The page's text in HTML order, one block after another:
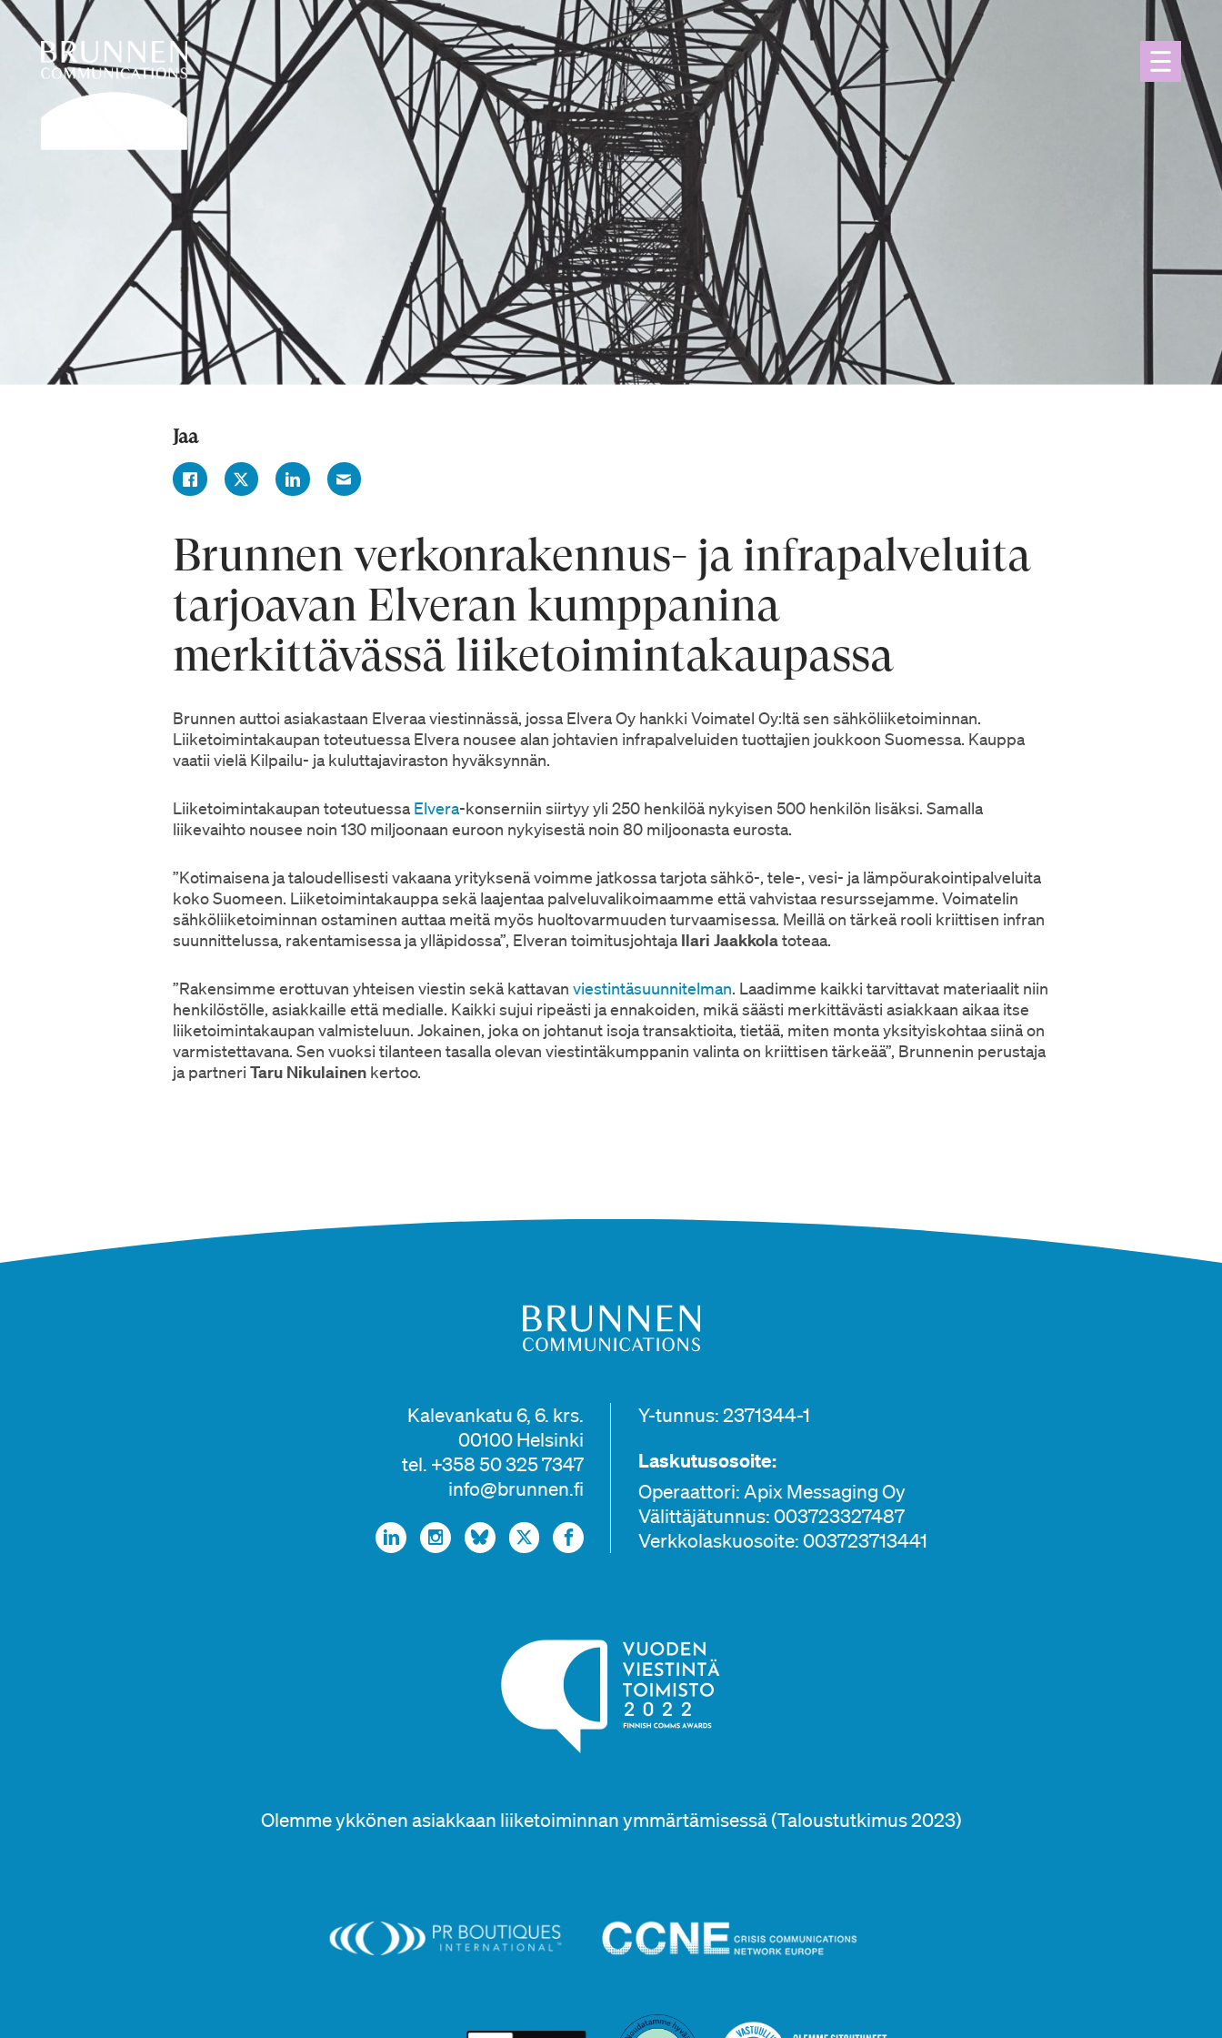
Jaa
Brunnen verkonrakennus- ja infrapalveluita
tarjoavan Elveran kumppanina
merkittävässä liiketoimintakaupassa
Brunnen auttoi asiakastaan Elveraa viestinnässä, jossa Elvera Oy hankki Voimatel Oy:ltä sen sähköliiketoiminnan.
Liiketoimintakaupan toteutuessa Elvera nousee alan johtavien infrapalveluiden tuottajien joukkoon Suomessa. Kauppa
vaatii vielä Kilpailu- ja kuluttajaviraston hyväksynnän.
Liiketoimintakaupan toteutuessa Elvera-konserniin siirtyy yli 250 henkilöä nykyisen 500 henkilön lisäksi. Samalla
liikevaihto nousee noin 130 miljoonaan euroon nykyisestä noin 80 miljoonasta eurosta.
”Kotimaisena ja taloudellisesti vakaana yrityksenä voimme jatkossa tarjota sähkö-, tele-, vesi- ja lämpöurakointipalveluita
koko Suomeen. Liiketoimintakauppa sekä laajentaa palveluvalikoimaamme että vahvistaa resurssejamme. Voimatelin
sähköliiketoiminnan ostaminen auttaa meitä myös huoltovarmuuden turvaamisessa. Meillä on tärkeä rooli kriittisen infran
suunnittelussa, rakentamisessa ja ylläpidossa”, Elveran toimitusjohtaja Ilari Jaakkolatoteaa.
”Rakensimme erottuvan yhteisen viestin sekä kattavan viestintäsuunnitelman. Laadimme kaikki tarvittavat materiaalit niin
henkilöstölle, asiakkaille että medialle. Kaikki sujui ripeästi ja ennakoiden, mikä säästi merkittävästi asiakkaan aikaa itse
liiketoimintakaupan valmisteluun. Jokainen, joka on johtanut isoja transaktioita, tietää, miten monta yksityiskohtaa siinä on
varmistettavana. Sen vuoksi tilanteen tasalla olevan viestintäkumppanin valinta on kriittisen tärkeää”, Brunnenin perustaja
ja partneri Taru Nikulainen kertoo.
Kalevankatu 6, 6. krs.
00100 Helsinki
tel. +358 50 325 7347
info@brunnen.fi
Y-tunnus: 2371344-1
Laskutusosoite:
Operaattori: Apix Messaging Oy
Välittäjätunnus: 003723327487
Verkkolaskuosoite: 003723713441
Olemme ykkönen asiakkaan liiketoiminnan ymmärtämisessä (Taloustutkimus 2023)
Kuule ensimmäisenä toimistomme kuulumiset ja pysy aallon